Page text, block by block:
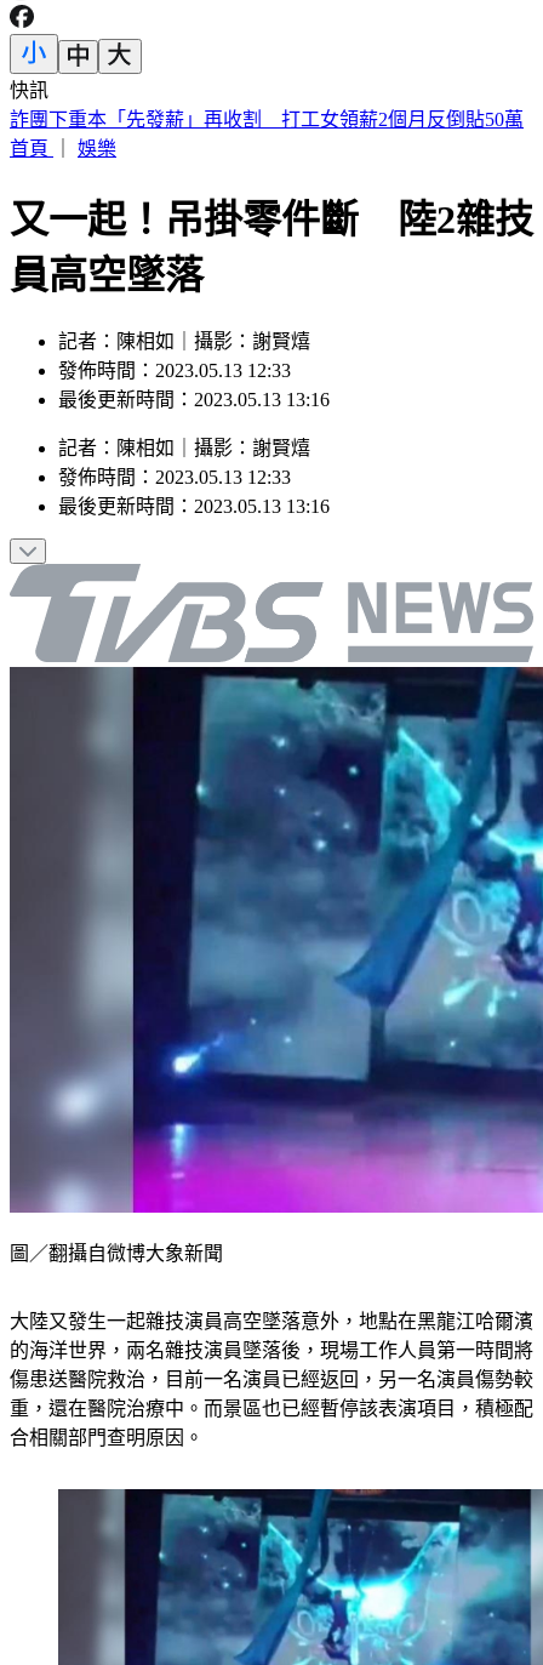
快訊
姜厚任小24歲女友遭疑學歷造假 蕭彤雯：確實台大畢業
首頁
娛樂
又一起！吊掛零件斷 陸2雜技
員高空墜落
記者：陳相如｜攝影：謝賢熺
發佈時間：2023.05.13 12:33
最後更新時間：2023.05.13 13:16
記者 ： 陳相如 攝影 ： 謝賢熺
發佈時間： 2023.05.13 12:33
最後更新時間： 2023.05.13 13:16
圖／翻攝自微博大象新聞
大陸又發生一起雜技演員高空墜落意外，地點在黑龍江哈爾濱
的海洋世界，兩名雜技演員墜落後，現場工作人員第一時間將
傷患送醫院救治，目前一名演員已經返回，另一名演員傷勢較
重，還在醫院治療中。而景區也已經暫停該表演項目，積極配
合相關部門查明原因。